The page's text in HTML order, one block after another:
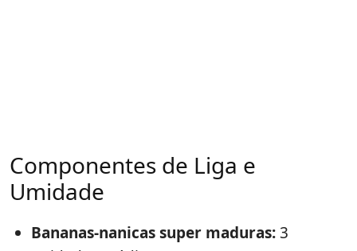
Componentes de Liga e
Umidade
Bananas-nanicas super maduras:3